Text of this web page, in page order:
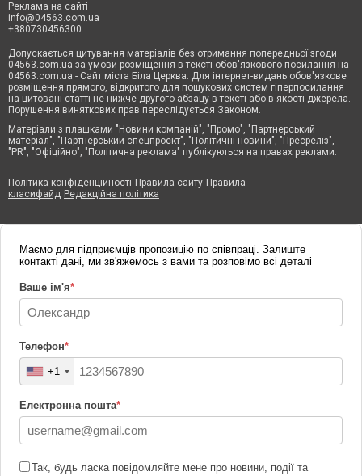
Реклама на сайті
info@04563.com.ua
+380730456300
Допускається цитування матеріалів без отримання попередньої згоди
04563.com.ua за умови розміщення в тексті обов'язкового посилання на
04563.com.ua - Сайт міста Біла Церква. Для інтернет-видань обов'язкове
розміщення прямого, відкритого для пошукових систем гіперпосилання
на цитовані статті не нижче другого абзацу в тексті або в якості джерела.
Порушення виняткових прав переслідується Законом.
Матеріали з плашками "Новини компаній", "Промо", "Партнерський
матеріал", "Партнерський спецпроєкт", "Політичні новини", "Пресреліз",
"PR", "Офіційно", "Політична реклама" публікуються на правах реклами.
Політика конфіденційності Правила сайту Правила
класифайд Редакційна політика
Маємо для підприємців пропозицію по співпраці. Залиште
контакті дані, ми зв'яжемось з вами та розповімо всі деталі
Ваше ім'я*
Телефон*
+1
Електронна пошта*
Так, будь ласка повідомляйте мене про новини, події та